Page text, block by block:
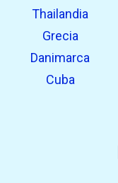
Thailandia
Grecia
Danimarca
Cuba